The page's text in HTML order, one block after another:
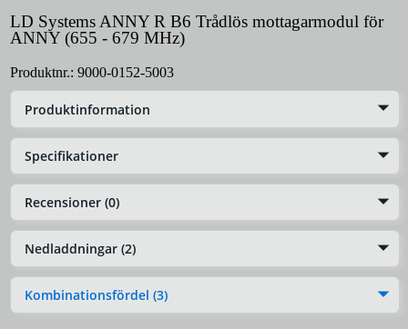
LD Systems ANNY R B6 Trådlös mottagarmodul för
ANNY (655 - 679 MHz)
Produktnr.: 9000-0152-5003
Produktinformation
Specifikationer
Recensioner (0)
Nedladdningar (2)
Kombinationsfördel (3)